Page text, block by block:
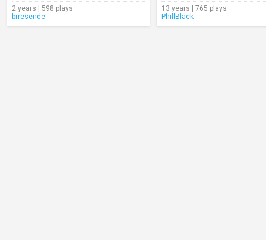
2 years | 598 plays
brresende
13 years | 765 plays
PhillBlack